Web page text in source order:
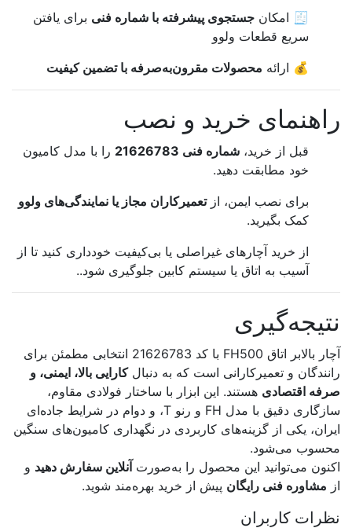
🧾 امکان جستجوی پیشرفته با شماره فنی برای یافتن
سریع قطعات ولوو
💰 ارائه محصولات مقرون‌به‌صرفه با تضمین کیفیت
راهنمای خرید و نصب
قبل از خرید، شماره فنی 21626783
را با مدل کامیون
خود مطابقت دهید.
برای نصب ایمن، از تعمیرکاران مجاز یا نمایندگی‌های ولوو
کمک بگیرید.
از خرید آچارهای غیراصلی یا بی‌کیفیت خودداری کنید تا از
آسیب به اتاق یا سیستم کابین جلوگیری شود..
نتیجه‌گیری
آچار بالابر اتاق FH500 با کد 21626783 انتخابی مطمئن برای
رانندگان و تعمیرکارانی است که به دنبال کارایی بالا، ایمنی، و
صرفه اقتصادیهستند. این ابزار با ساختار فولادی مقاوم،
سازگاری دقیق با مدل FH و رنو T، و دوام در شرایط جاده‌ای
ایران، یکی از گزینه‌های کاربردی در نگهداری کامیون‌های سنگین
محسوب می‌شود.
اکنون می‌توانید این محصول را به‌صورت آنلاین سفارش دهیدو
از مشاوره فنی رایگانپیش از خرید بهره‌مند شوید.
نظرات کاربران